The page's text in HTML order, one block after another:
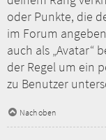
oder Punkte, die
im Forum
auch als „Avatar“
der Regel um ein
zu Benutzer
Nach oben